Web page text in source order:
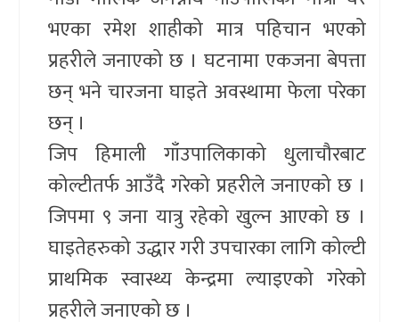
भएका रमेश शाहीको मात्र पहिचान भएको
प्रहरीले जनाएको छ । घटनामा एकजना बेपत्ता
छन् भने चारजना घाइते अवस्थामा फेला परेका
छन् ।
जिप हिमाली गाँउपालिकाको धुलाचौरबाट
कोल्टीतर्फ आउँदै गरेको प्रहरीले जनाएको छ ।
जिपमा ९ जना यात्रु रहेको खुल्न आएको छ ।
घाइतेहरुको उद्धार गरी उपचारका लागि कोल्टी
प्राथमिक स्वास्थ्य केन्द्रमा ल्याइएको गरेको
प्रहरीले जनाएको छ ।